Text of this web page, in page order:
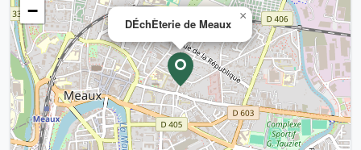
DÉchÈterie de Meaux
×
−